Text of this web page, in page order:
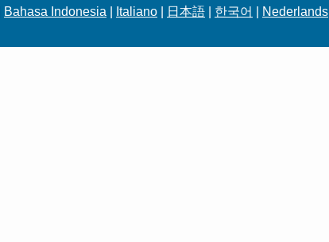
Bahasa Indonesia Italiano 日本語 한국어 Nederlands